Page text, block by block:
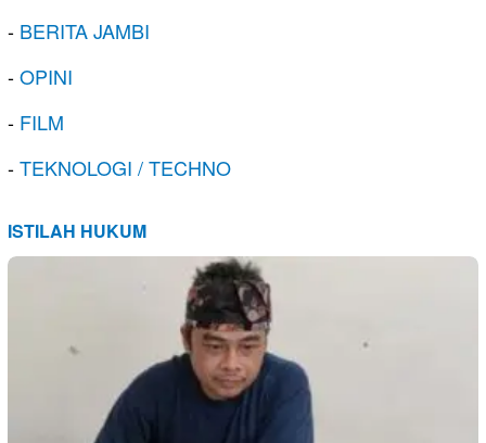
- BERITA JAMBI
-OPINI
- FILM
-TEKNOLOGI / TECHNO
ISTILAH HUKUM